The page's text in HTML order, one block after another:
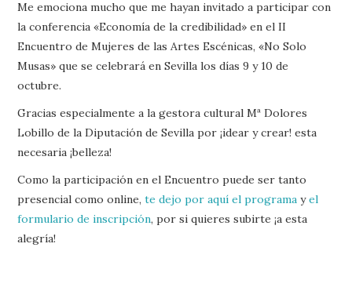
Me emociona mucho que me hayan invitado a participar con
la conferencia «Economía de la credibilidad» en el II
Encuentro de Mujeres de las Artes Escénicas, «No Solo
Musas» que se celebrará en Sevilla los días 9 y 10 de
octubre.
Gracias especialmente a la gestora cultural Mª Dolores
Lobillo de la Diputación de Sevilla por ¡idear y crear! esta
necesaria ¡belleza!
Como la participación en el Encuentro puede ser tanto
presencial como online,te dejo por aquí el programa yel
formulario de inscripción, por si quieres subirte ¡a esta
alegría!